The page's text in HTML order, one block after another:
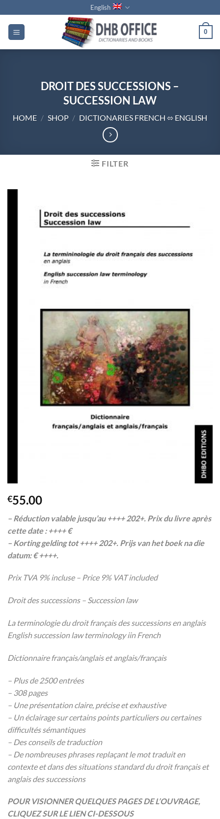
to
content
English
0
DROIT DES SUCCESSIONS –
SUCCESSION LAW
HOME / SHOP / DICTIONARIES FRENCH ⬄ ENGLISH
FILTER
€55.00
– Réduction valable jusqu’au ++++ 202+. Prix du livre après
cette date : ++++ €
– Korting gelding tot ++++ 202+. Prijs van het boek na die
datum: € ++++.
Prix TVA 9% incluse – Price 9% VAT included
Droit des successions – Succession law
La terminologie du droit français des successionsen anglais
English succession law terminology iin French
Dictionnaire français/anglais et anglais/français
– Plus de 2500 entrées
– 308 pages
– Une présentation claire, précise et exhaustive
– Un éclairage sur certains points particuliers ou certaines
difficultés sémantiques
– Des conseils de traduction
– De nombreuses phrases replaçant le mot traduit en
contexte et dansdes situations standard du droit français et
anglais des successions
POUR VISIONNER QUELQUES PAGES DE L’OUVRAGE,
CLIQUEZ SUR LE LIEN CI-DESSOUS